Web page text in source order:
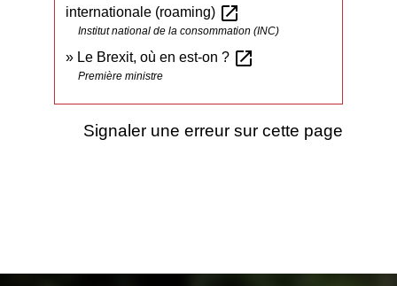
internationale (roaming) open_in_new
Institut national de la consommation (INC)
Le Brexit, où en est-on ? open_in_new
Première ministre
Signaler une erreur sur cette page